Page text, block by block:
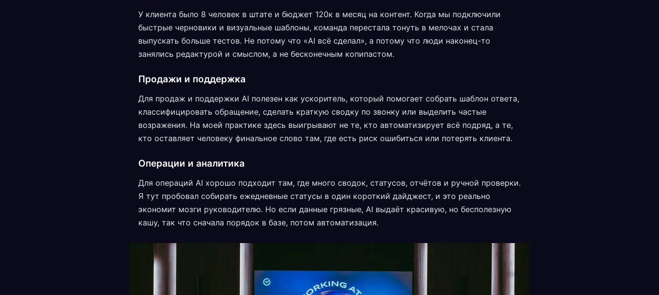
У клиента было 8 человек в штате и бюджет 120к в месяц на контент. Когда мы подключили
быстрые черновики и визуальные шаблоны, команда перестала тонуть в мелочах и стала
выпускать больше тестов. Не потому что «AI всё сделал», а потому что люди наконец-то
занялись редактурой и смыслом, а не бесконечным копипастом.
Продажи и поддержка
Для продаж и поддержки AI полезен как ускоритель, который помогает собрать шаблон ответа,
классифицировать обращение, сделать краткую сводку по звонку или выделить частые
возражения. На моей практике здесь выигрывают не те, кто автоматизирует всё подряд, а те,
кто оставляет человеку финальное слово там, где есть риск ошибиться или потерять клиента.
Операции и аналитика
Для операций AI хорошо подходит там, где много сводок, статусов, отчётов и ручной проверки.
Я тут пробовал собирать ежедневные статусы в один короткий дайджест, и это реально
экономит мозги руководителю. Но если данные грязные, AI выдаёт красивую, но бесполезную
кашу, так что сначала порядок в базе, потом автоматизация.